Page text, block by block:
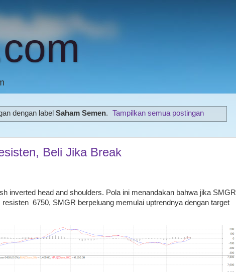
dengan label Saham Semen. Tampilkan semua postingan
Beli Jika Break
inverted head and shoulders. Pola ini menandakan bahwa jika SMGR
resisten 6750, SMGR berpeluang memulai uptrendnya dengan target